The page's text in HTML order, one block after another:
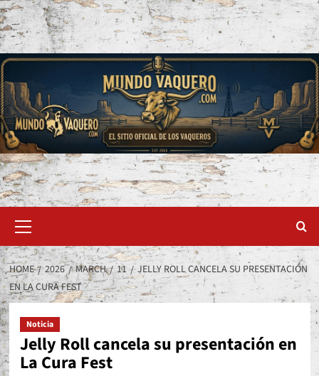
Skip
to
content
Menu
HOME 2026 MARCH 11
JELLY ROLL CANCELA SU PRESENTACIÓN
EN LA CURA FEST
Noticia
Jelly Roll cancela su presentación en
La Cura Fest